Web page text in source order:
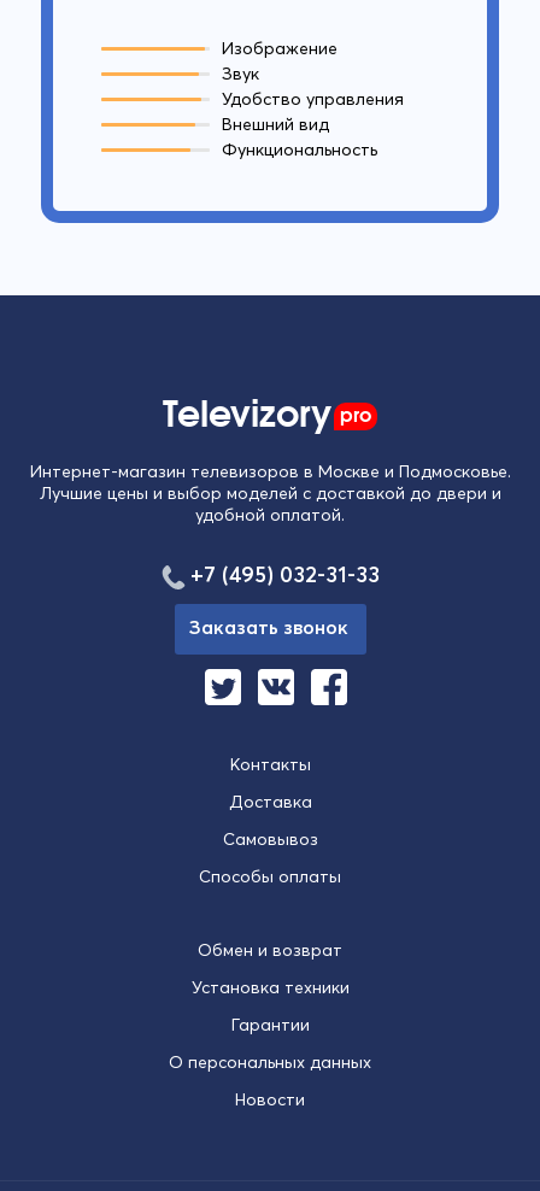
Изображение
Звук
Удобство управления
Внешний вид
Функциональность
Televizory pro
Интернет-магазин телевизоров в Москве и Подмосковье.
Лучшие цены и выбор моделей с доставкой до двери и
удобной оплатой.
Контакты
Доставка
Самовывоз
Способы оплаты
Обмен и возврат
Установка техники
Гарантии
О персональных данных
Новости
+7 (495) 032-31-33
Заказать звонок